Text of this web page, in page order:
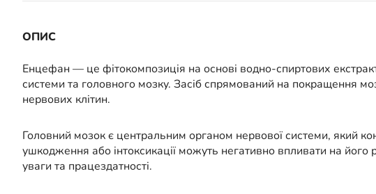
ОПИС
Енцефан — це фітокомпозиція на основі водно-спиртових
системи та головного мозку. Засіб спрямований на покращення
нервових клітин.
Головний мозок є центральним органом нервової системи, який
ушкодження або інтоксикації можуть негативно впливати на
уваги та працездатності.